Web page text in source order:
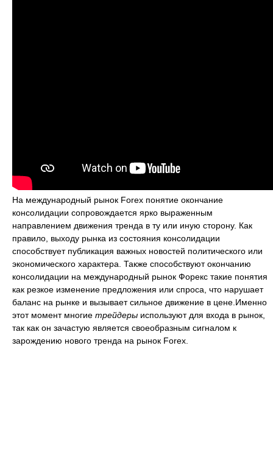
На международный рынок Forex понятие окончание
консолидации сопровождается ярко выраженным
направлением движения тренда в ту или иную сторону. Как
правило, выходу рынка из состояния консолидации
способствует публикация важных новостей политического или
экономического характера. Также способствуют окончанию
консолидации на международный рынок Форекс такие понятия
как резкое изменение предложения или спроса, что нарушает
баланс на рынке и вызывает сильное движение в цене.Именно
этот момент многие трейдеры используют для входа в рынок,
так как он зачастую является своеобразным сигналом к
зарождению нового тренда на рынок Forex.